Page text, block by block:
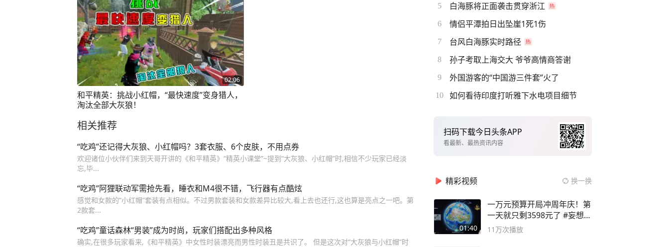
02:06
和平精英：挑战小红帽，“最快速度”变身猎人，
淘汰全部大灰狼！
相关推荐
“吃鸡”还记得大灰狼、小红帽吗？3套衣服、6个皮肤，不用点券
欢迎诸位小伙伴们来到天哥开讲的《和平精英》“精英小课堂”~提到“大灰狼、小红帽”时,相信不少玩家已经淡
忘,毕...
“吃鸡”阿狸联动军需抢先看，睡衣和M4很不错，飞行器有点酷炫
感觉和女款的“小红帽”套装有点相似。不过男款套装和女款差异比较大,看上去也还行,这也算是亮点之一吧。第
2款套...
“吃鸡”童话森林“男装”成为时尚，玩家们搭配出多种风格
确实,在很多玩家看来,《和平精英》中女性时装漂亮而男性时装丑是共识了。 但是这次对“大灰狼与小红帽”时
5 白海豚将正面袭击贯穿浙江
6 情侣平潭拍日出坠崖1死1伤
7 台风白海豚实时路径
8 孙子考取上海交大 爷爷高情商答谢
9 外国游客的“中国游三件套”火了
10 如何看待印度打听雅下水电项目细节
扫码下载今日头条APP
看最新、最热资讯内容
精彩视频 换一换
01:40
一万元预算开局冲周年庆！第
一天就只剩3598元了 #妄想山
海
11万次播放